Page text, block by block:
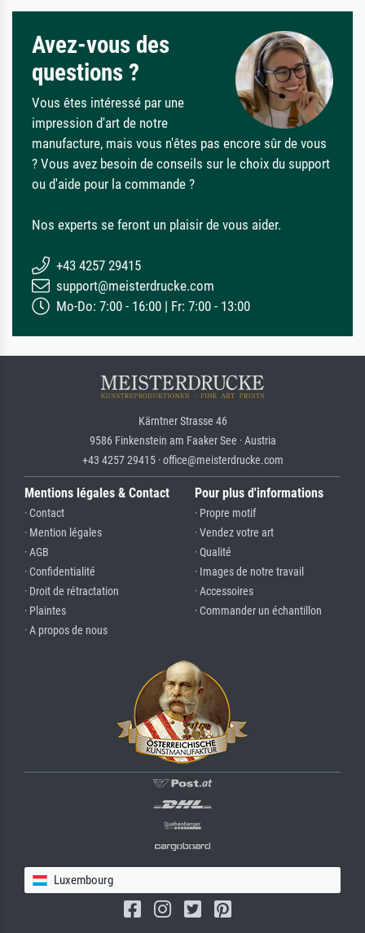
Avez-vous des
questions ?
Vous êtes intéressé par une
impression d'art de notre
manufacture, mais vous n'êtes pas encore sûr de vous
? Vous avez besoin de conseils sur le choix du support
ou d'aide pour la commande ?
Nos experts se feront un plaisir de vous aider.
+43 4257 29415
support@meisterdrucke.com
Mo-Do: 7:00 - 16:00 | Fr: 7:00 - 13:00
Kärntner Strasse 46
9586 Finkenstein am Faaker See · Austria
+43 4257 29415 · office@meisterdrucke.com
Mentions légales & Contact
· Contact
· Mention légales
· AGB
· Confidentialité
· Droit de rétractation
· Plaintes
· A propos de nous
Pour plus d'informations
· Propre motif
· Vendez votre art
· Qualité
· Images de notre travail
· Accessoires
· Commander un échantillon
Luxembourg